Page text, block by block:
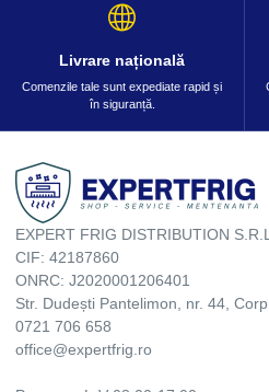
Livrare națională
Comenzile tale sunt expediate rapid și
în siguranță.
EXPERT FRIG DISTRIBUTION
CIF: 42187860
ONRC: J2020001206401
Str. Dudești Pantelimon, nr. 44,
0721 706 658
office@expertfrig.ro